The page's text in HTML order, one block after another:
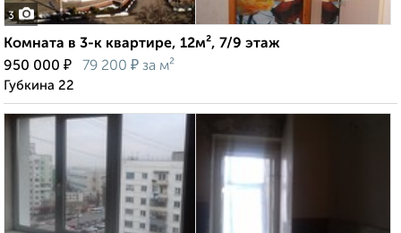
3
Комната в 3-к квартире, 12м², 7/9 этаж
950 000 ₽ 79 200 ₽ за м²
Губкина 22